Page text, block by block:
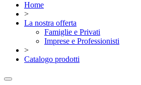
Home
>
La nostra offerta
Famiglie e Privati
Imprese e Professionisti
>
Catalogo prodotti